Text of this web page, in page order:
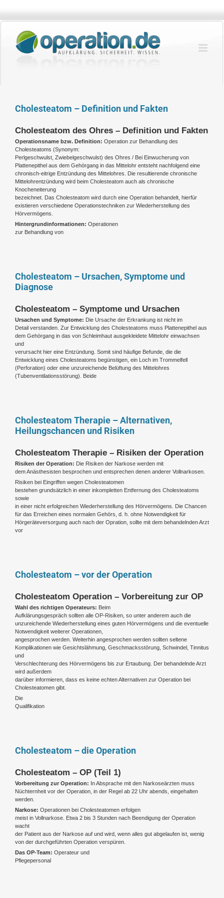
springen
Cholesteatom – Definition und Fakten
Cholesteatom des Ohres – Definition und Fakten
Operationsname bzw. Definition: Operation zur Behandlung des
Cholesteatoms (Synonym:
Perlgeschwulst, Zwiebelgeschwulst) des Ohres / Bei Einwucherung von
Plattenepithel aus dem Gehörgang in das Mittelohr entsteht nachfolgend eine
chronisch-eitrige Entzündung des Mittelohres. Die resultierende chronische
Mittelohrentzündung wird beim Cholesteatom auch als chronische
Knocheneiterung
bezeichnet. Das Cholesteatom wird durch eine Operation behandelt, hierfür
existieren verschiedene Operationstechniken zur Wiederherstellung des
Hörvermögens.
Hintergrundinformationen: Operationen
zur Behandlung von
Cholesteatom – Ursachen, Symptome und
Diagnose
Cholesteatom – Symptome und Ursachen
Ursachen und Symptome: Die Ursache der Erkrankung ist nicht im
Detail verstanden. Zur Entwicklung des Cholesteatoms muss Plattenepithel aus
dem Gehörgang in das von Schleimhaut ausgekleidete Mittelohr einwachsen
und
verursacht hier eine Entzündung. Somit sind häufige Befunde, die die
Entwicklung eines Cholesteatoms begünstigen, ein Loch im Trommelfell
(Perforation) oder eine unzureichende Belüftung des Mittelohres
(Tubenventilationsstörung). Beide
Cholesteatom Therapie – Alternativen,
Heilungschancen und Risiken
Cholesteatom Therapie – Risiken der Operation
Risiken der Operation: Die Risiken der Narkose werden mit
dem Anästhesisten besprochen und entsprechen denen anderer Vollnarkosen.
Risiken bei Eingriffen wegen Cholesteatomen
bestehen grundsätzlich in einer inkompletten Entfernung des Cholesteatoms
sowie
in einer nicht erfolgreichen Wiederherstellung des Hörvermögens. Die Chancen
für das Erreichen eines normalen Gehörs, d. h. ohne Notwendigkeit für
Hörgeräteversorgung auch nach der Opration, sollte mit dem behandelnden Arzt
vor
Cholesteatom – vor der Operation
Cholesteatom Operation – Vorbereitung zur OP
Wahl des richtigen Operateurs: Beim
Aufklärungsgespräch sollten alle OP-Risiken, so unter anderem auch die
unzureichende Wiederherstellung eines guten Hörvermögens und die eventuelle
Notwendigkeit weiterer Operationen,
angesprochen werden. Weiterhin angesprochen werden sollten seltene
Komplikationen wie Gesichtslähmung, Geschmacksstörung, Schwindel, Tinnitus
und
Verschlechterung des Hörvermögens bis zur Ertaubung. Der behandelnde Arzt
wird außerdem
darüber informieren, dass es keine echten Alternativen zur Operation bei
Cholesteatomen gibt.
Die
Qualifikation
Cholesteatom – die Operation
Cholesteatom – OP (Teil 1)
Vorbereitung zur Operation: In Absprache mit den Narkoseärzten muss
Nüchternheit vor der Operation, in der Regel ab 22 Uhr abends, eingehalten
werden.
Narkose: Operationen bei Cholesteatomen erfolgen
meist in Vollnarkose. Etwa 2 bis 3 Stunden nach Beendigung der Operation
wacht
der Patient aus der Narkose auf und wird, wenn alles gut abgelaufen ist, wenig
von der durchgeführten Operation verspüren.
Das OP-Team: Operateur und
Pflegepersonal